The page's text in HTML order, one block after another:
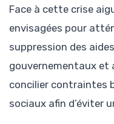
Face à cette crise
envisagées pour
suppression des
gouvernementaux
concilier contraintes
sociaux afin d’éviter